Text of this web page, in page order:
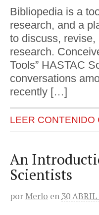
Bibliopedia is a
research, and a
to discuss,
research.
Tools” HASTAC
conversations
recently […]
LEER CONTENIDO
An
Scientists
por Merlo en 30 ABRIL